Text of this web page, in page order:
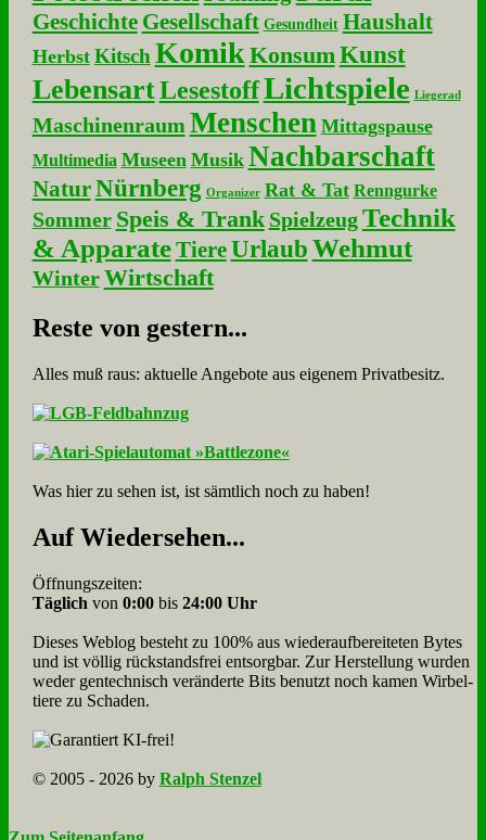
Geschichte Gesellschaft Gesundheit Haushalt
Herbst Kitsch KomikKonsumKunst
LebensartLesestoffLichtspiele Liegerad
Maschinenraum Menschen Mittagspause
Multimedia Museen Musik Nachbarschaft
NaturNürnberg Organizer Rat & Tat Renngurke
Sommer Speis & Trank Spielzeug Technik
& Apparate Tiere UrlaubWehmut
Winter Wirtschaft
Re­ste von ge­stern...
Alles muß raus: aktuelle An­ge­bo­te aus eigenem Privatbesitz.
Was hier zu sehen ist, ist sämt­lich noch zu haben!
Auf Wie­der­se­hen...
Öffnungszeiten:
Täglich von 0:00bis 24:00 Uhr
Dieses Weblog besteht zu 100% aus wie­der­auf­bereite­ten Bytes
und ist völlig rück­stands­frei ent­sorg­bar. Zur Herstellung wurden
weder gen­tech­nisch veränderte Bits benutzt noch kamen Wir­bel­
tiere zu Scha­den.
© 2005 - 2026 by Ralph Stenzel